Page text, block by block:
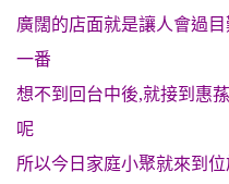
廣闊的店面就是讓人會過
一番
想不到回台中後,就接到惠
呢
所以今日家庭小聚就來到